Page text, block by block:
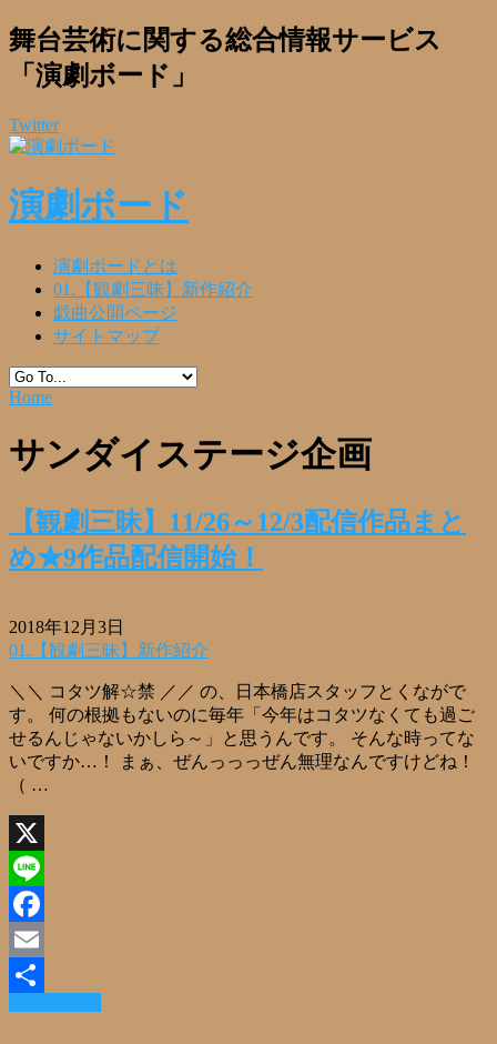
舞台芸術に関する総合情報サービス
「演劇ボード」
Twitter
演劇ボード
演劇ボードとは
01.【観劇三昧】新作紹介
戯曲公開ページ
サイトマップ
Home
サンダイステージ企画
【観劇三昧】11/26～12/3配信作品まと
め★9作品配信開始！
2018年12月3日
01.【観劇三昧】新作紹介
＼＼ コタツ解☆禁 ／／ の、日本橋店スタッフとくながで
す。 何の根拠もないのに毎年「今年はコタツなくても過ご
せるんじゃないかしら～」と思うんです。 そんな時ってな
いですか…！ まぁ、ぜんっっっぜん無理なんですけどね！
（ …
X
Line
Facebook
Email
共